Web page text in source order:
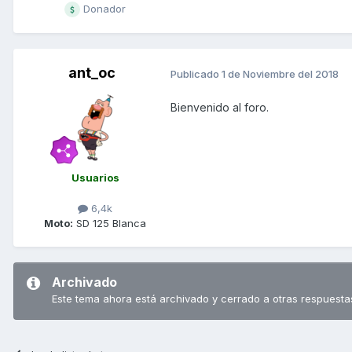
Donador
ant_oc
Usuarios
6,4k
Moto: SD 125 Blanca
Publicado 1 de Noviembre del 2018
Bienvenido al foro.
Archivado
Este tema ahora está archivado y cerrado a otras